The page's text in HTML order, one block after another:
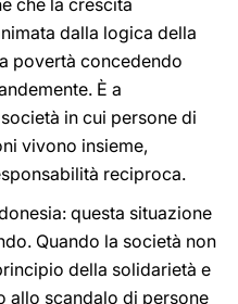
che la crescita
dalla logica della
povertà concedendo
È a
in cui persone di
vivono insieme,
reciproca.
questa situazione
Quando la società non
della solidarietà e
allo scandalo di persone